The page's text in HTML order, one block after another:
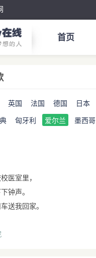
首页
英国 法国 德国 日本
匈牙利 爱尔兰 墨西哥
医室里，
钟声。
送我回家。
亲在哭泣——
能从容对付——